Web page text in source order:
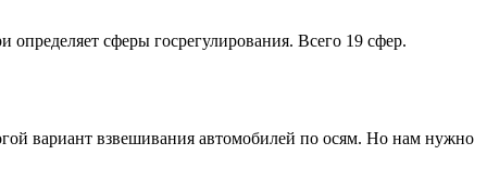
сферы госрегулирования. Всего 19 сфер.
вариант взвешивания автомобилей по осям. Но нам нужно